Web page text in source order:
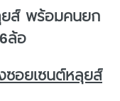
ส์พร้อมคนยก
ล้อ
ซอยเซนต์หลุยส์